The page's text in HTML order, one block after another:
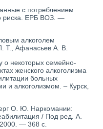
с потреблением
риска. ЕРБ ВОЗ. —
алкоголем
Т., Афанасьев А. В.
о некоторых семейно-
женского алкоголизма
больных
и алкоголизмом. – Курск,
О. Ю. Наркомании:
/ Под ред. А.
— 368 с.